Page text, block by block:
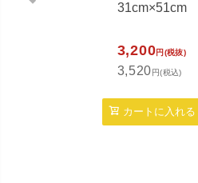
31cm×51cm
3,200円(税抜)
3,520円(税込)
カートに入れる